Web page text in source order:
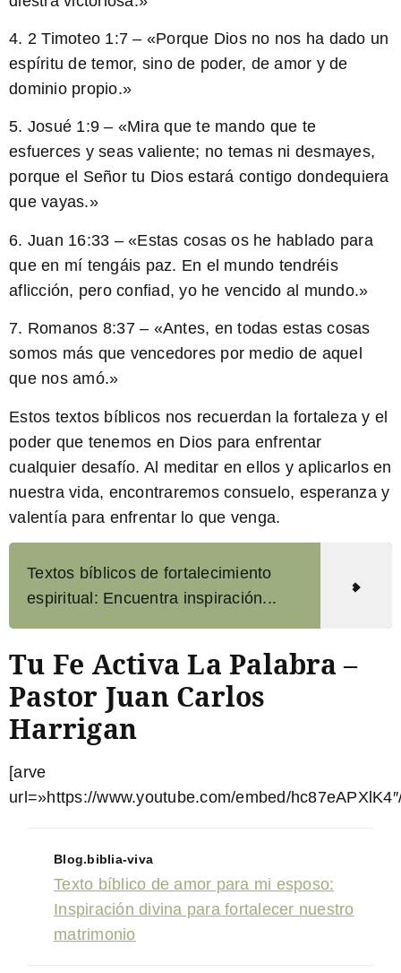
4. 2 Timoteo 1:7 – «Porque Dios no nos ha dado un
espíritu de temor, sino de poder, de amor y de
dominio propio.»
5. Josué 1:9 – «Mira que te mando que te
esfuerces y seas valiente; no temas ni desmayes,
porque el Señor tu Dios estará contigo dondequiera
que vayas.»
6. Juan 16:33 – «Estas cosas os he hablado para
que en mí tengáis paz. En el mundo tendréis
aflicción, pero confiad, yo he vencido al mundo.»
7. Romanos 8:37 – «Antes, en todas estas cosas
somos más que vencedores por medio de aquel
que nos amó.»
Estos textos bíblicos nos recuerdan la fortaleza y el
poder que tenemos en Dios para enfrentar
cualquier desafío. Al meditar en ellos y aplicarlos en
nuestra vida, encontraremos consuelo, esperanza y
valentía para enfrentar lo que venga.
Textos bíblicos de fortalecimiento
espiritual: Encuentra inspiración...
Tu Fe Activa La Palabra –
Pastor Juan Carlos
Harrigan
[arve
url=»https://www.youtube.com/embed/
Blog.biblia-viva
Texto bíblico de amor para mi esposo:
Inspiración divina para fortalecer nuestro
matrimonio